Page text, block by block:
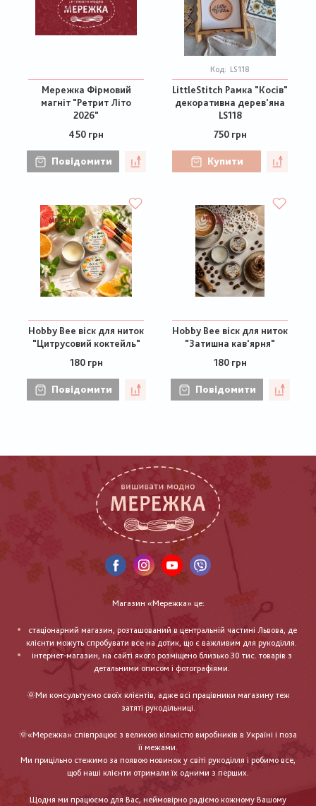
Мережка Фірмовий
магніт "Ретрит Літо
2026"
450 грн
Повідомити
Код: LS118
LittleStitch Рамка "Косів"
декоративна дерев'яна
LS118
750 грн
Купити
Hobby Bee віск для ниток
"Цитрусовий коктейль"
180 грн
Повідомити
Hobby Bee віск для ниток
"Затишна кав'ярня"
180 грн
Повідомити
Магазин «Мережка» це:
стаціонарний магазин, розташований в центральній частині Львова, де
клієнти можуть спробувати все на дотик, що є важливим для рукоділля.
інтернет-магазин, на сайті якого розміщено близько 30 тис. товарів з
детальними описом і фотографіями.
🌞Ми консультуємо своїх клієнтів, адже всі працівники магазину теж
затяті рукодільниці.
🌞«Мережка» співпрацює з великою кількістю виробників в Україні і поза
її межами.
Ми прицільно стежимо за появою новинок у світі рукоділля і робимо все,
щоб наші клієнти отримали їх одними з перших.
Щодня ми працюємо для Вас, неймовірно радіємо кожному Вашому